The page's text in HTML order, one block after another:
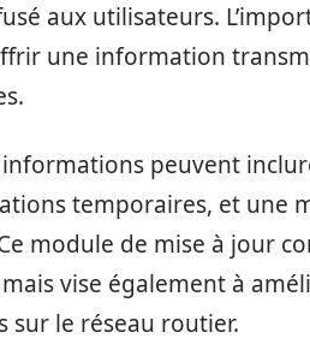
aux utilisateurs.
une information
peuvent
temporaires, et une
module de mise à jour
mais vise également à
sur le réseau routier.